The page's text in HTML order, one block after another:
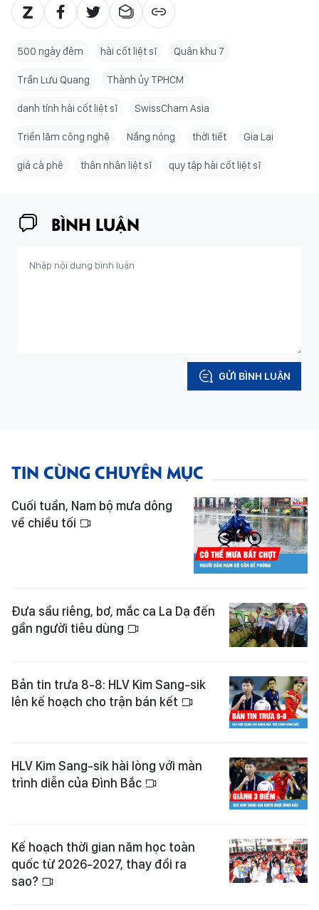
500 ngày đêm hài cốt liệt sĩ Quân khu 7
Trần Lưu Quang Thành ủy TPHCM
danh tính hài cốt liệt sĩ SwissCham Asia
Triển lãm công nghệ Nắng nóng thời tiết Gia Lai
giá cà phê thân nhân liệt sĩ quy tập hài cốt liệt sĩ
BÌNH LUẬN
GỬI BÌNH LUẬN
TIN CÙNG CHUYÊN MỤC
Cuối tuần, Nam bộ mưa dông
về chiều tối
Đưa sầu riêng, bơ, mắc ca La Dạ đến
gần người tiêu dùng
Bản tin trưa 8-8: HLV Kim Sang-sik
lên kế hoạch cho trận bán kết
HLV Kim Sang-sik hài lòng với màn
trình diễn của Đình Bắc
Kế hoạch thời gian năm học toàn
quốc từ 2026-2027, thay đổi ra
sao?